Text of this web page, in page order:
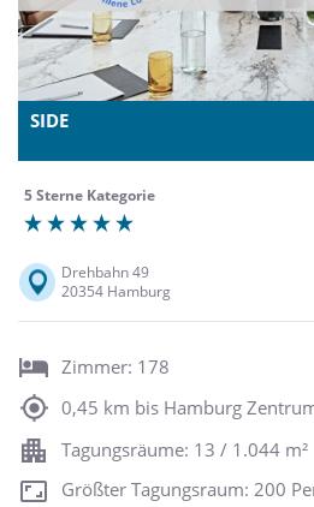
SIDE
5 Sterne Kategorie
Drehbahn 49
20354 Hamburg
Zimmer: 178
0,45 km bis Hamburg
Tagungsräume: 13 / 1.044 m²
Größter Tagungsraum: 200